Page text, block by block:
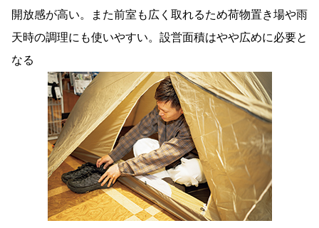
開放感が高い。また前室も広く取れるため荷物置き場や雨
天時の調理にも使いやすい。設営面積はやや広めに必要と
なる